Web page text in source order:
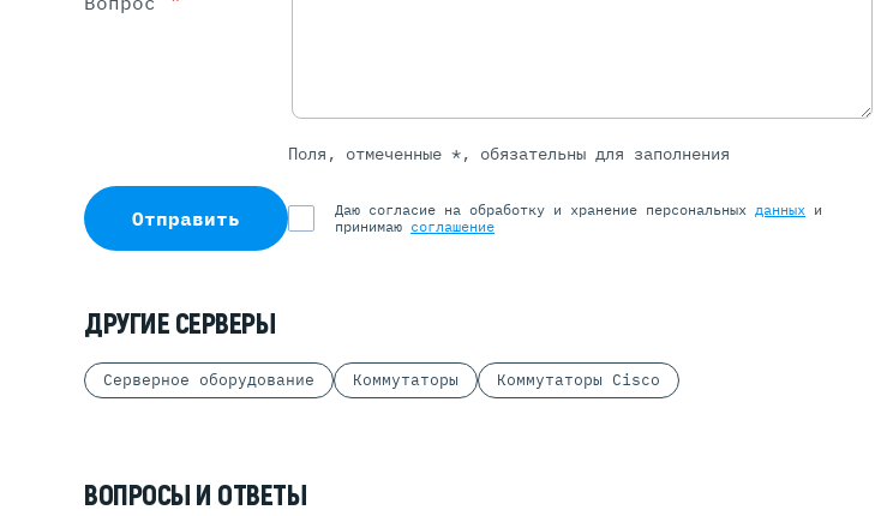
Поля, отмеченные *, обязательны для заполнения
Отправить Даю согласие на обработку и хранение персональных данных и
принимаю соглашение
ДРУГИЕ СЕРВЕРЫ
Серверное оборудование Коммутаторы Коммутаторы Cisco
ВОПРОСЫ И ОТВЕТЫ